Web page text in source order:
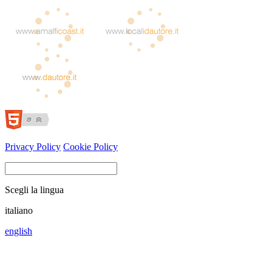
Privacy Policy Cookie Policy
Scegli la lingua
italiano
english